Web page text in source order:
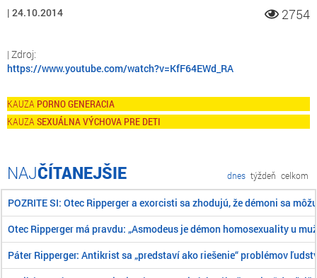
24.10.2014 2754
https://www.youtube.com/watch?v=KfF64EWd_RA
PORNO GENERACIA
SEXUÁLNA VÝCHOVA PRE DETI
ČÍTANEJŠIE dnes týždeň celkom
POZRITE SI: Otec Ripperger a exorcisti sa zhodujú, že démoni sa
Otec Ripperger má pravdu: „Asmodeus je démon homosexuality u
Páter Ripperger: Antikrist sa „predstaví ako riešenie“ problémov